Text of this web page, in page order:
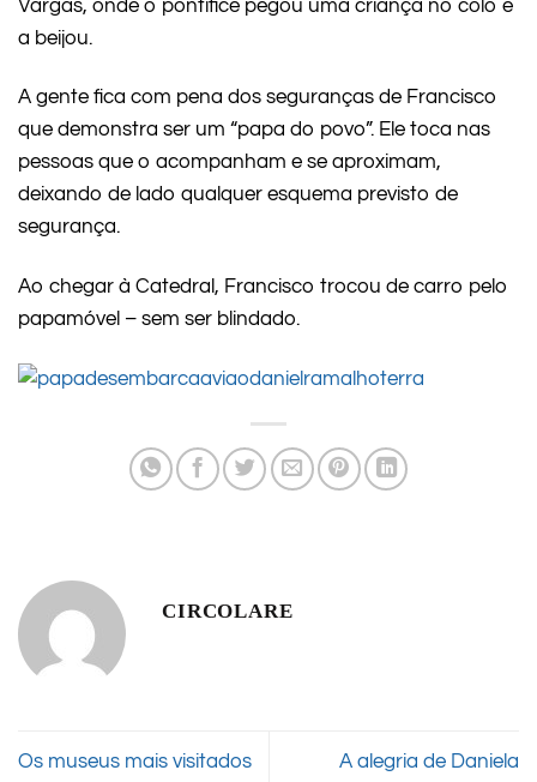
Vargas, onde o pontífice pegou uma criança no colo e
a beijou.
A gente fica com pena dos seguranças de Francisco
que demonstra ser um “papa do povo”. Ele toca nas
pessoas que o acompanham e se aproximam,
deixando de lado qualquer esquema previsto de
segurança.
Ao chegar à Catedral, Francisco trocou de carro pelo
papamóvel – sem ser blindado.
CIRCOLARE
Os museus mais visitados
A alegria de Daniela